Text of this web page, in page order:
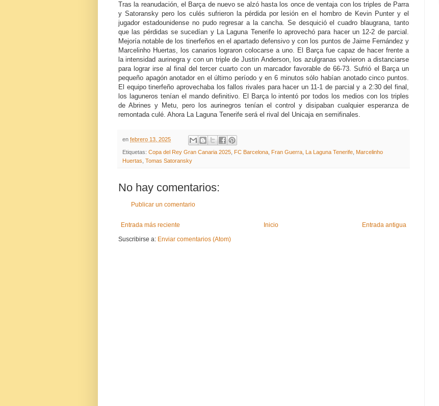
Tras la reanudación, el Barça de nuevo se alzó hasta los once de ventaja con los triples de Parra
y Satoransky pero los culés sufrieron la pérdida por lesión en el hombro de Kevin Punter y el
jugador estadounidense no pudo regresar a la cancha. Se desquició el cuadro blaugrana, tanto
que las pérdidas se sucedían y La Laguna Tenerife lo aprovechó para hacer un 12-2 de parcial.
Mejoría notable de los tinerfeños en el apartado defensivo y con los puntos de Jaime Fernández y
Marcelinho Huertas, los canarios lograron colocarse a uno. El Barça fue capaz de hacer frente a
la intensidad aurinegra y con un triple de Justin Anderson, los azulgranas volvieron a distanciarse
para lograr irse al final del tercer cuarto con un marcador favorable de 66-73. Sufrió el Barça un
pequeño apagón anotador en el último período y en 6 minutos sólo habían anotado cinco puntos.
El equipo tinerfeño aprovechaba los fallos rivales para hacer un 11-1 de parcial y a 2:30 del final,
los laguneros tenían el mando definitivo. El Barça lo intentó por todos los medios con los triples
de Abrines y Metu, pero los aurinegros tenían el control y disipaban cualquier esperanza de
remontada culé. Ahora La Laguna Tenerife será el rival del Unicaja en semifinales.
en febrero 13, 2025
Etiquetas: Copa del Rey Gran Canaria 2025 FC Barcelona Fran Guerra La Laguna Tenerife Marcelinho
Huertas Tomas Satoransky
No hay comentarios:
Publicar un comentario
Entrada más reciente Entrada antigua
Inicio
Suscribirse a: Enviar comentarios (Atom)